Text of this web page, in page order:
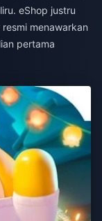
eShop justru
menawarkan
pertama